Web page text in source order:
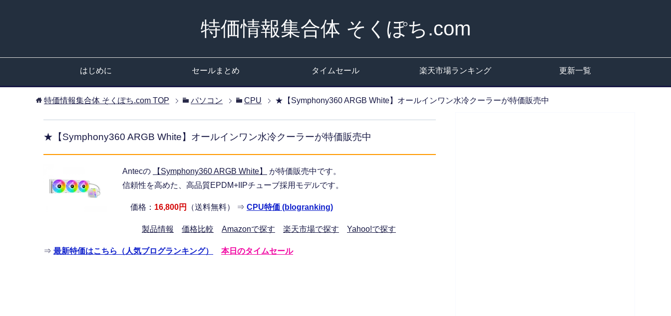
特価情報集合体 そくぽち.com
はじめに セールまとめ タイムセール 楽天市場ランキング 更新一覧
特価情報集合体 そくぽち.com TOP パソコン CPU ★【Symphony360 ARGB White】オールインワン水冷クーラーが特価販売中
★【Symphony360 ARGB White】オールインワン水冷クーラーが特価販売中
Antecの 【Symphony360 ARGB White】
が特価販売中です。
信頼性を高めた、高品質EPDM+IIPチューブ採用モデルです。
価格： 16,800円 （送料無料） ⇒ CPU特価 (blogranking)
製品情報 価格比較 Amazonで探す 楽天市場で探す Yahoo!で探す
⇒ 最新特価はこちら（人気ブログランキング） 本日のタイムセール